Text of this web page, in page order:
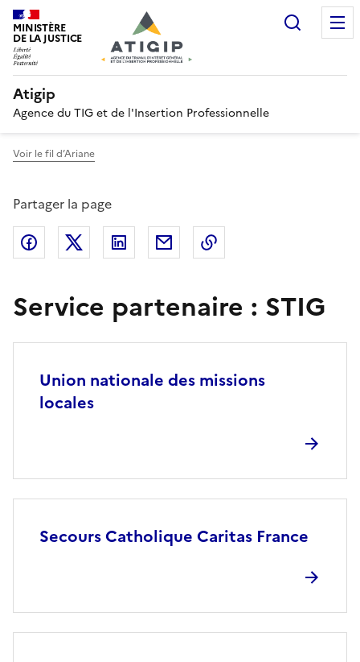
MINISTÈRE
DE LA JUSTICE
Atigip
Agence du TIG et de l'Insertion Professionnelle
Voir le fil d’Ariane
Partager la page
Partager sur Facebook
Partager sur Twitter
Partager sur LinkedIn
Partager par email
Service partenaire : STIG
Union nationale des missions
locales
Secours Catholique Caritas France